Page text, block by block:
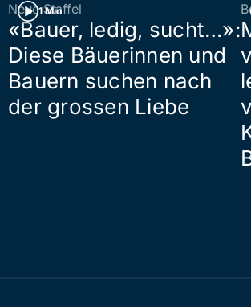
1 Min
Neue Staffel
«Bauer, ledig, sucht…»:
Diese Bäuerinnen und
Bauern suchen nach
der grossen Liebe